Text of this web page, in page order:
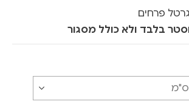
פרחים
בלבד ולא כולל מסגור